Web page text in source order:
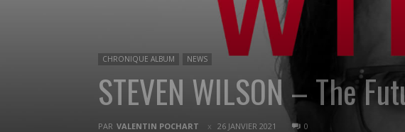
CHRONIQUE ALBUM NEWS
STEVEN WILSON – The
PAR VALENTIN POCHART 26 JANVIER 2021 0